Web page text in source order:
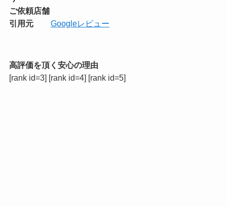
ご依頼店舗
引用元
Googleレビュー
高評価を頂く安心の理由
[rank id=3] [rank id=4] [rank id=5]